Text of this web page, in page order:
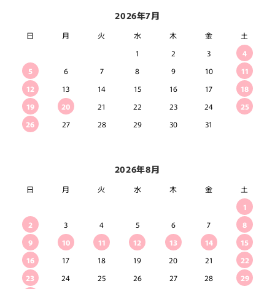
2026年7月
日 月 火 水 木 金
土
1
2 3
4
5
6 7 8 9 10
11
12
13 14 15 16 17
18
19
20 21 22 23 24
25
26
27 28 29 30 31
2026年8月
日 月 火 水 木 金
土
1
2
3 4 5 6 7
8
9
10 11 12 13 14
15
16
17 18 19 20 21
22
23
24 25 26 27 28
29